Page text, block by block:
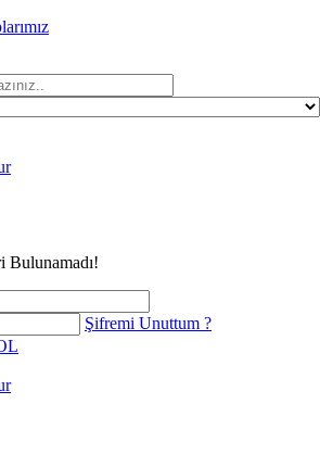
Bulunamadı!
Şifremi Unuttum ?